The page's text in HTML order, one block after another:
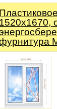
1520х1670,